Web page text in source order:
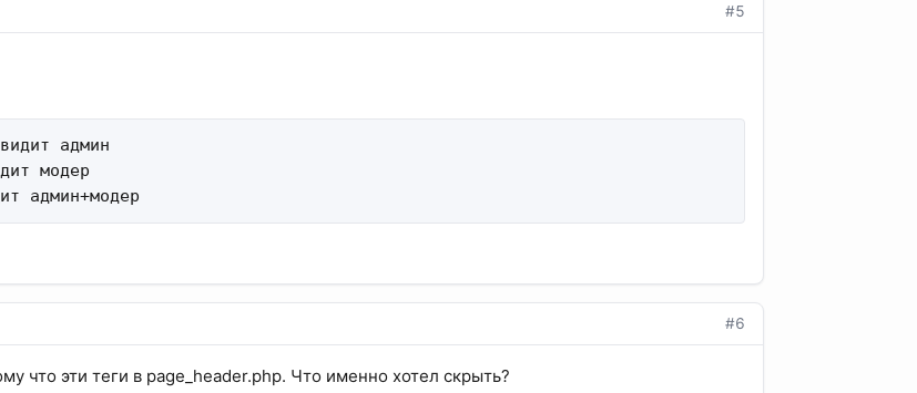
#5
админ
модер
админ+модер
#6
что эти теги в page_header.php. Что именно хотел скрыть?